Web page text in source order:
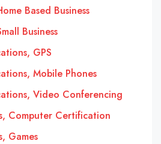
Based Business
Business
GPS
Mobile Phones
Video Conferencing
Computer Certification
Games